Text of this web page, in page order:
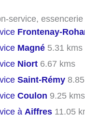
service,
Frontenay-
Magné 5.31 kms
Niort 6.67 kms
Saint-Rémy
Coulon 9.25 kms
à Aiffres 11.05